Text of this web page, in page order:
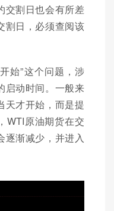
交割日也会有所差
割日，必须查阅该
始”这个问题，涉
启动时间。一般来
天才开始，而是提
WTI原油期货在交
逐渐减少，并进入